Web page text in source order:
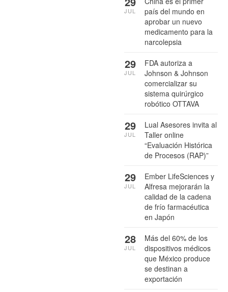
país del mundo en
aprobar un nuevo
medicamento para la
narcolepsia
JUL
FDA autoriza a
Johnson & Johnson
comercializar su
sistema quirúrgico
robótico OTTAVA
29
JUL
Lual Asesores invita al
Taller online
“Evaluación Histórica
de Procesos (RAP)”
29
JUL
Ember LifeSciences y
Alfresa mejorarán la
calidad de la cadena
de frío farmacéutica
en Japón
29
JUL
Más del 60% de los
dispositivos médicos
que México produce
se destinan a
exportación
28
JUL